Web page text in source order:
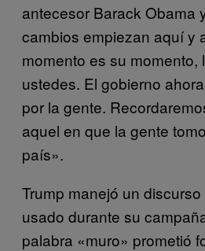
antecesor Barack Obama
cambios empiezan aquí y
momento es su momento,
ustedes. El gobierno
por la gente.
aquel en que la gente
país».
Trump manejó un
usado durante su
palabra «muro» prometió